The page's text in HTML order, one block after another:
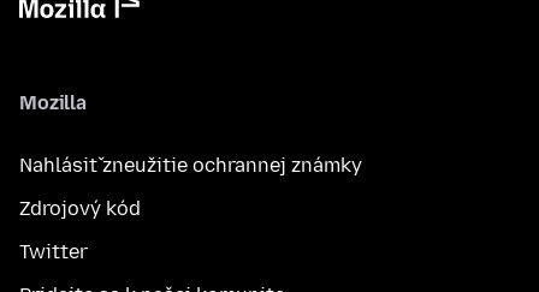
Mozilla
Nahlásiť zneužitie ochrannej známky
Zdrojový kód
Twitter